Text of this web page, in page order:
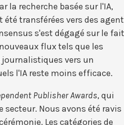
la recherche basée sur l'IA,
transférées vers des
s'est dégagé sur le fait
flux tels que les
vers un
l'IA reste moins efficace.
Publisher Awards, qui
Nous avons été ravis
Les catégories de